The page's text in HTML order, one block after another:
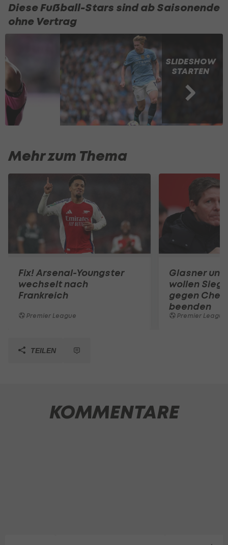
Diese Fußball-Stars sind ab Saisonende
ohne Vertrag
SLIDESHOW
STARTEN
Mehr zum Thema
Fix! Arsenal-Youngster
wechselt nach
Frankreich
Premier League
Glasner
wollen
gegen
beenden
Premier League
TEILEN
KOMMENTARE